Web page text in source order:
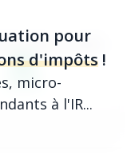
pour
d'impôts!
micro-
à l'IR...
DÉDUCTION
0€
0€